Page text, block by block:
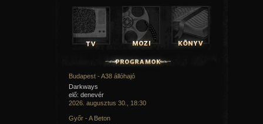
Budapest - A38 állóhajó
Darkways
elő: denevér
2026. augusztus 30., 18:30
Győr - A Beton